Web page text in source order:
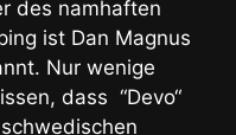
des namhaften
ist Dan Magnus
Nur wenige
dass “Devo“